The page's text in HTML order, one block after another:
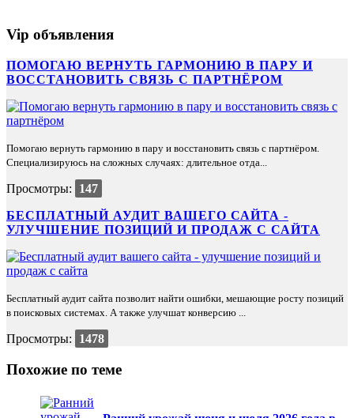
Vip объявления
ПОМОГАЮ ВЕРНУТЬ ГАРМОНИЮ В ПАРУ И
ВОССТАНОВИТЬ СВЯЗЬ С ПАРТНЁРОМ
Помогаю вернуть гармонию в пару и восстановить связь с партнёром.
Специализируюсь на сложных случаях: длительное отда...
Просмотры:
147
БЕСПЛАТНЫЙ АУДИТ ВАШЕГО САЙТА -
УЛУЧШЕНИЕ ПОЗИЦИЙ И ПРОДАЖ С САЙТА
Бесплатный аудит сайта позволит найти ошибки, мешающие росту позиций
в поисковых системах. А также улучшат конверсию ...
Просмотры: 1478
Похожие по теме